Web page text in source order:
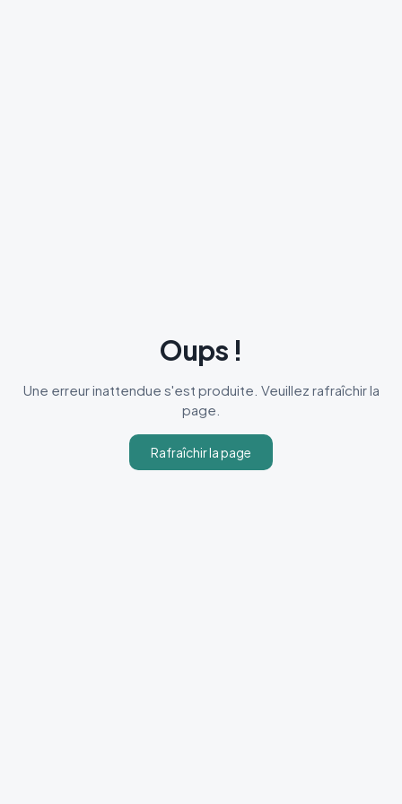
Oups !
Une erreur inattendue s'est produite. Veuillez rafraîchir la
page.
Rafraîchir la page